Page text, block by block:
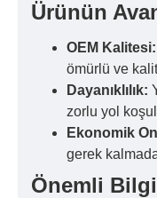
Ürünün
OEM Kalitesi:
ömürlü ve
Dayanıklılık:
zorlu yol
Ekonomik
gerek
Önemli